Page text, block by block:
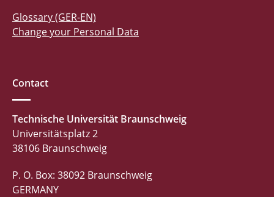
Glossary (GER-EN)
Change your Personal Data
Contact
Technische Universität Braunschweig
Universitätsplatz 2
38106 Braunschweig
P. O. Box: 38092 Braunschweig
GERMANY